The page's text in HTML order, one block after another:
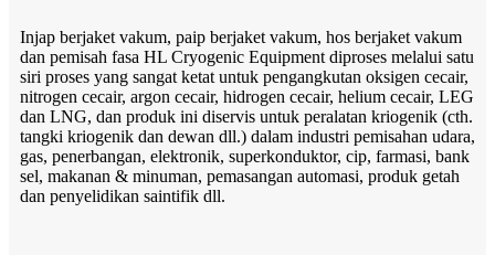
Injap berjaket vakum, paip berjaket vakum, hos berjaket vakum
dan pemisah fasa HL Cryogenic Equipment diproses melalui satu
siri proses yang sangat ketat untuk pengangkutan oksigen cecair,
nitrogen cecair, argon cecair, hidrogen cecair, helium cecair, LEG
dan LNG, dan produk ini diservis untuk peralatan kriogenik (cth.
tangki kriogenik dan dewan dll.) dalam industri pemisahan udara,
gas, penerbangan, elektronik, superkonduktor, cip, farmasi, bank
sel, makanan & minuman, pemasangan automasi, produk getah
dan penyelidikan saintifik dll.